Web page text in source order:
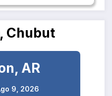
Chubut
AR
9, 2026